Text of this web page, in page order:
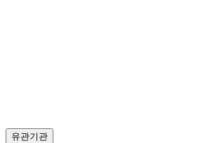
유관기관